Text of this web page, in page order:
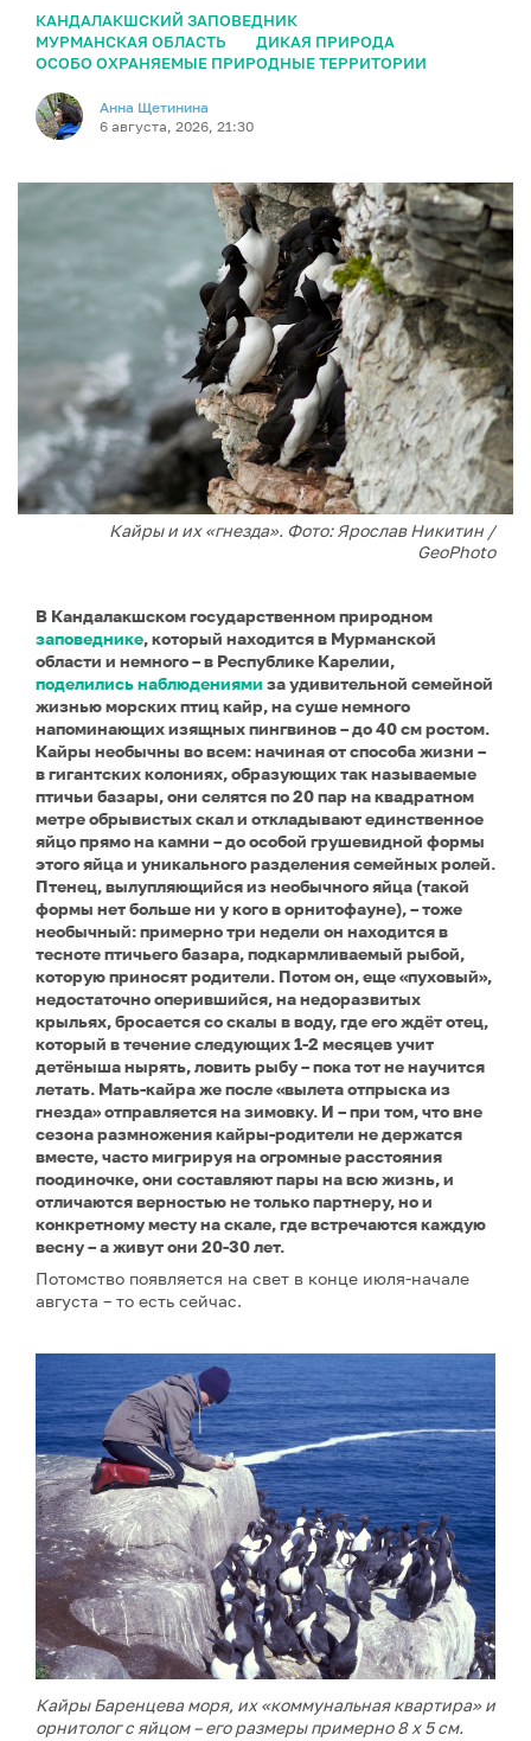
КАНДАЛАКШСКИЙ ЗАПОВЕДНИК
МУРМАНСКАЯ ОБЛАСТЬ
ДИКАЯ ПРИРОДА
ОСОБО ОХРАНЯЕМЫЕ ПРИРОДНЫЕ ТЕРРИТОРИИ
Анна Щетинина
6 августа, 2026, 21:30
Кайры и их «гнезда». Фото: Ярослав Никитин /
GeoPhoto
В Кандалакшском государственном природном
заповеднике, который находится в Мурманской
области и немного – в Республике Карелии,
поделились наблюдениями за удивительной семейной
жизнью морских птиц кайр, на суше немного
напоминающих изящных пингвинов – до 40 см ростом.
Кайры необычны во всем: начиная от способа жизни –
в гигантских колониях, образующих так называемые
птичьи базары, они селятся по 20 пар на квадратном
метре обрывистых скал и откладывают единственное
яйцо прямо на камни – до особой грушевидной формы
этого яйца и уникального разделения семейных ролей.
Птенец, вылупляющийся из необычного яйца (такой
формы нет больше ни у кого в орнитофауне), – тоже
необычный: примерно три недели он находится в
тесноте птичьего базара, подкармливаемый рыбой,
которую приносят родители. Потом он, еще «пуховый»,
недостаточно оперившийся, на недоразвитых
крыльях, бросается со скалы в воду, где его ждёт отец,
который в течение следующих 1-2 месяцев учит
детёныша нырять, ловить рыбу – пока тот не научится
летать. Мать-кайра же после «вылета отпрыска из
гнезда» отправляется на зимовку. И – при том, что вне
сезона размножения кайры-родители не держатся
вместе, часто мигрируя на огромные расстояния
поодиночке, они составляют пары на всю жизнь, и
отличаются верностью не только партнеру, но и
конкретному месту на скале, где встречаются каждую
весну – а живут они 20-30 лет.
Потомство появляется на свет в конце июля-начале
августа – то есть сейчас.
Кайры Баренцева моря, их «коммунальная квартира» и
орнитолог с яйцом – его размеры примерно 8 х 5 см.